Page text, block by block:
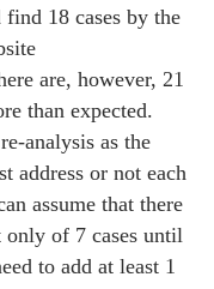
18 cases by the
are, however, 21
than expected.
analysis as the
address or not each
assume that there
only of 7 cases until
to add at least 1